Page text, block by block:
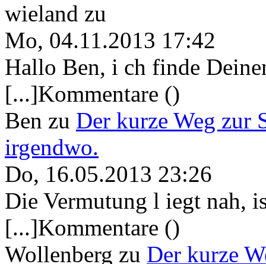
wieland zu
Mo, 04.11.2013 17:42
Hallo Ben, i ch finde
[...]Kommentare ()
Ben zu Der kurze Weg zur
irgendwo.
Do, 16.05.2013 23:26
Die Vermutung l iegt nah,
[...]Kommentare ()
Wollenberg zu Der kurze